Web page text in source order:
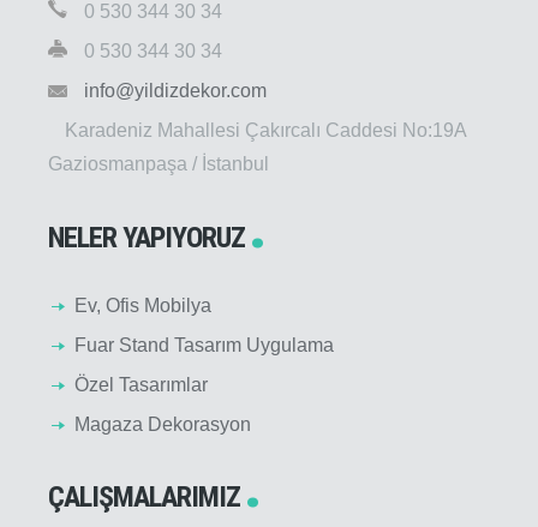
0 530 344 30 34
0 530 344 30 34
info@yildizdekor.com
Karadeniz Mahallesi Çakırcalı Caddesi No:19A
Gaziosmanpaşa / İstanbul
NELER YAPIYORUZ
Ev, Ofis Mobilya
Fuar Stand Tasarım Uygulama
Özel Tasarımlar
Magaza Dekorasyon
ÇALIŞMALARIMIZ